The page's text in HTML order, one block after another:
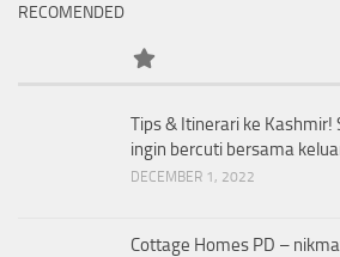
RECOMENDED
Tips & Itinerari ke Kashmir!
ingin bercuti bersama
DECEMBER 1, 2022
Cottage Homes PD –